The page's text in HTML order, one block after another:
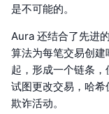
是不可能的。
Aura 还结合了先进
算法为每笔交易创
起，形成一个链条
试图更改交易，哈
欺诈活动。